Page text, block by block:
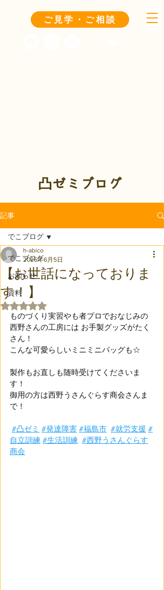
ご見学・ご相談
凸ゼミブログ
記事
でこブログ
お知らせ
資料
でこブログ
【お世話になっておりま
す！】
h-abico
2025年6月5日
5つ星のうちNaNと評価されています。
ものづくり実習やも者プロでおなじみの
西野さんの工房には お手製グッズがたく
さん！
こんな可愛らしいミニミニバッグも☆
製作もお直しも随時受けてくださいま
す！
御用の方は西野うさんぐらす商会さんま
で！
#凸ゼミ #発達障害 #福島市 #就労支援 #
自立訓練 #生活訓練 #西野うさんぐらす
商会